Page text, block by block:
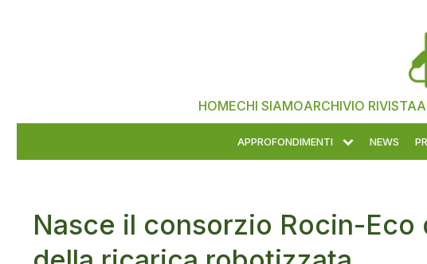
HOMECHI SIAMOARCHIVIO RIVISTA
APPROFONDIMENTI NEWS
Nasce il consorzio Rocin-